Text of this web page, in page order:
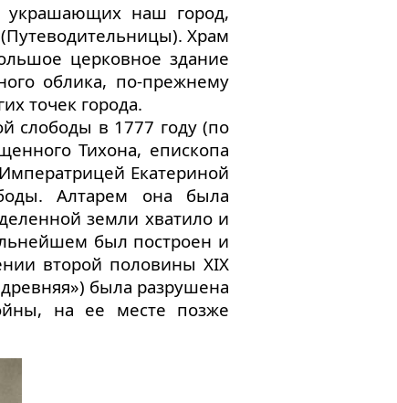
украшающих наш город,
Храм
церковное здание
облика, по-прежнему
точек города.
слободы в 1777 году (по
Тихона, епископа
Екатериной
Алтарем она была
земли хватило и
был построен и
второй половины XIX
была разрушена
на ее месте позже